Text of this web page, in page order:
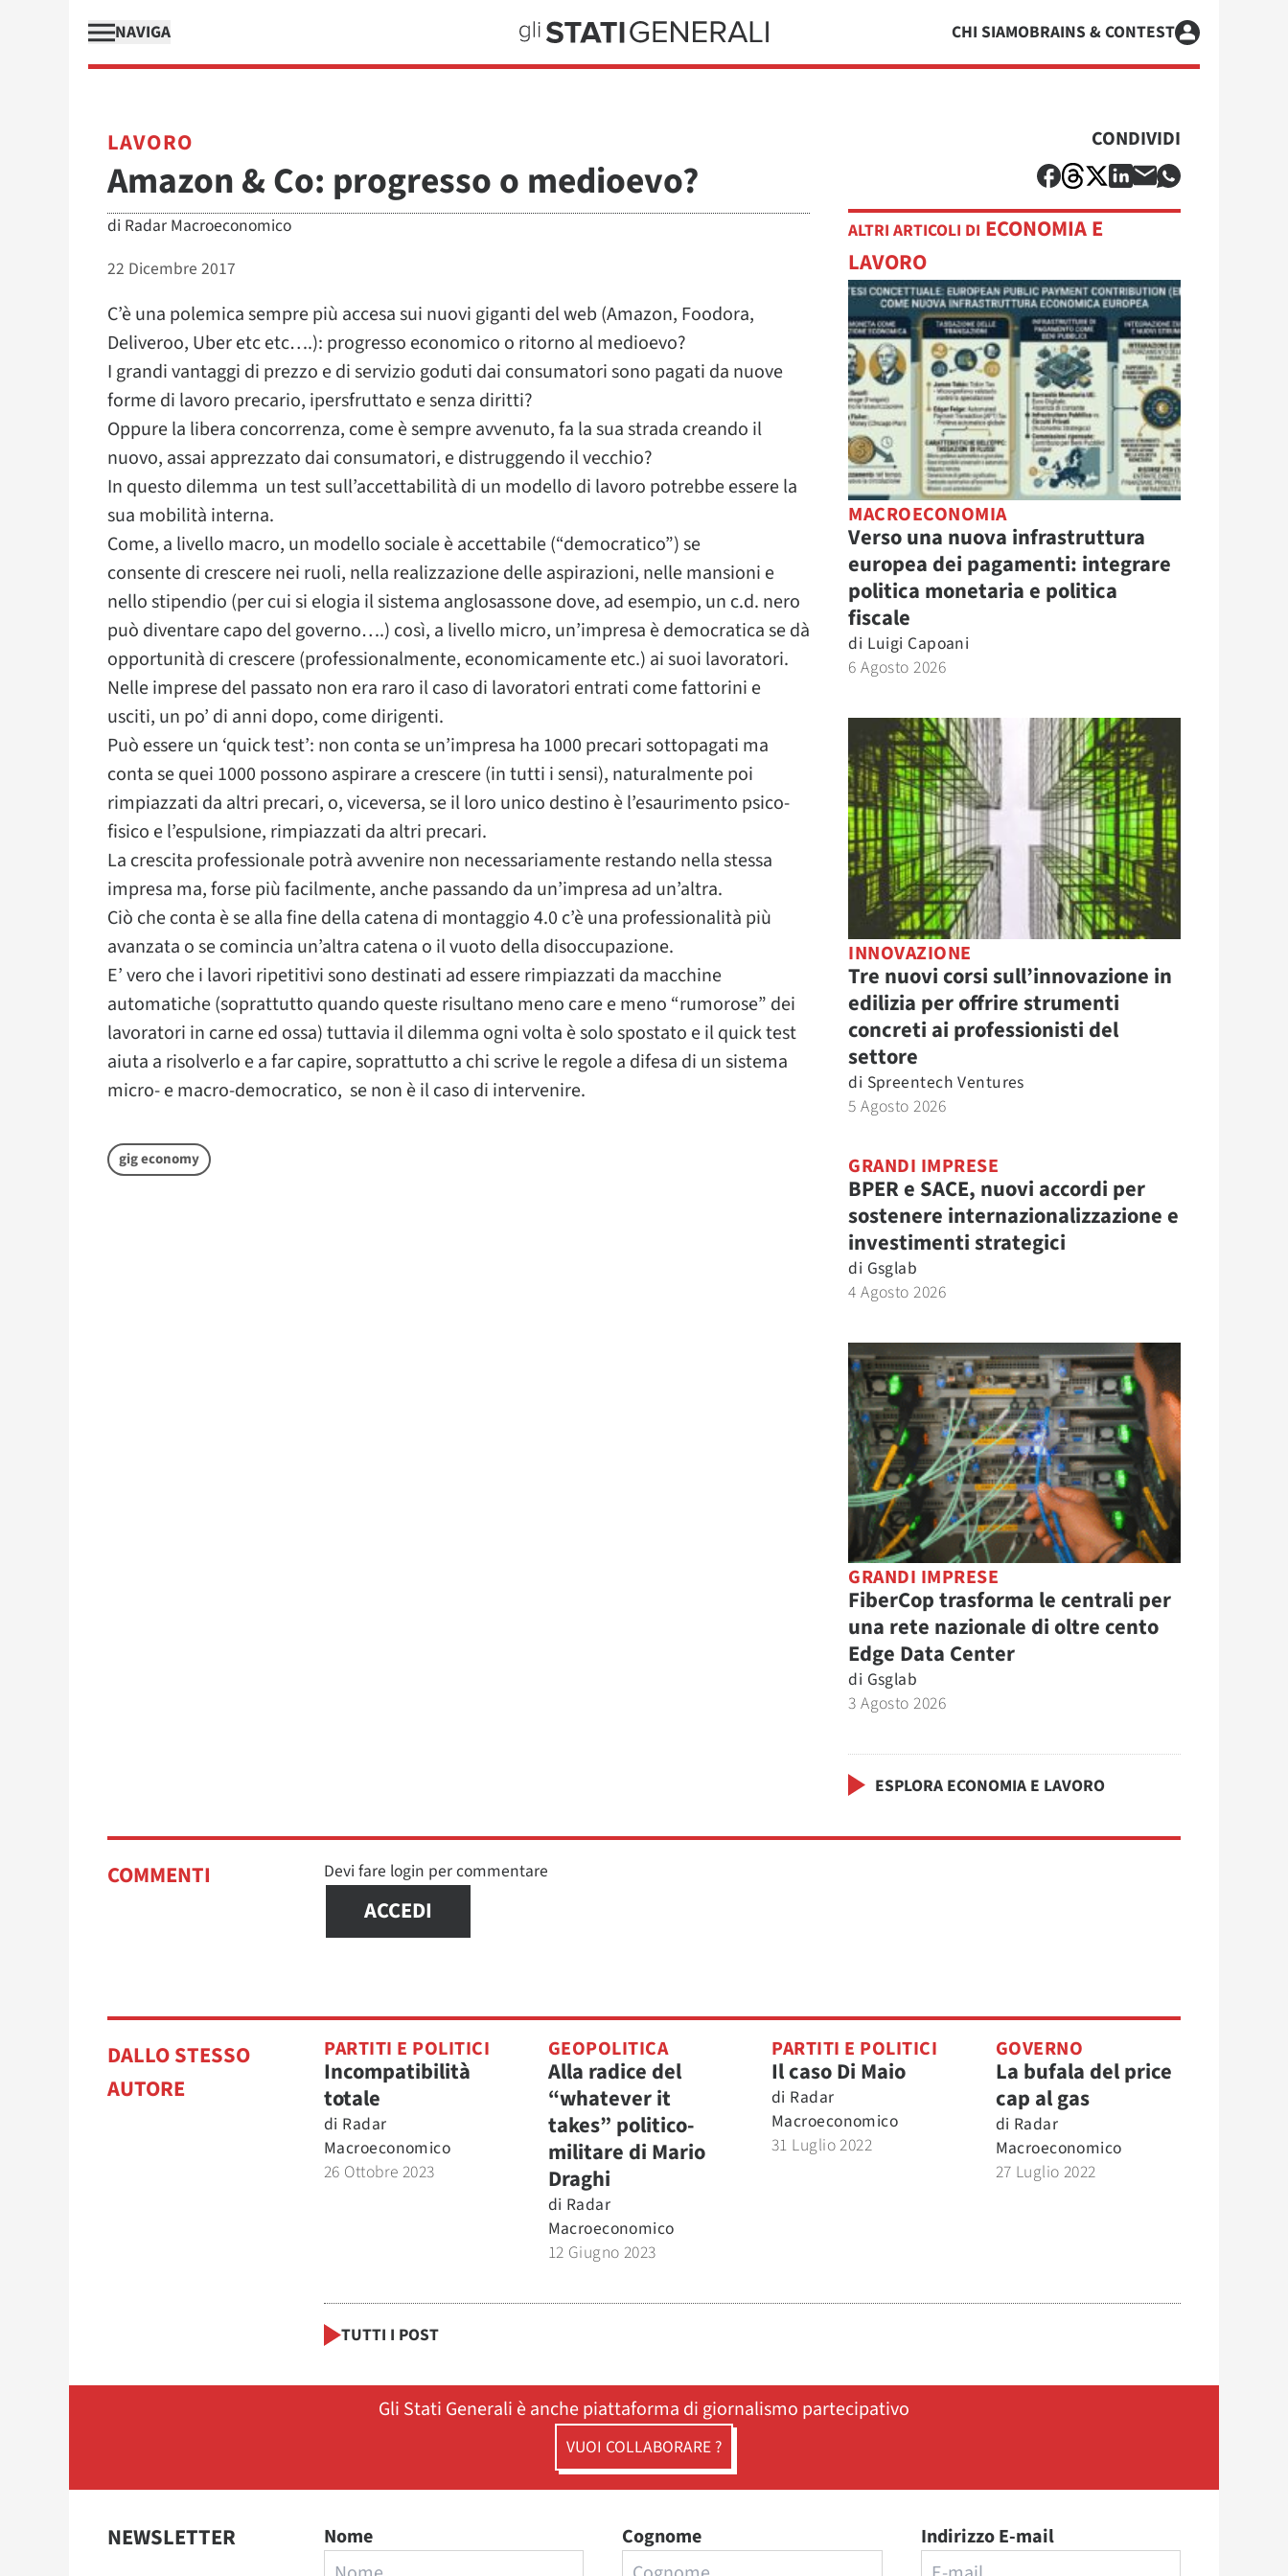
NAVIGA CHI SIAMOBRAINS & CONTEST
LAVORO
Amazon & Co: progresso o medioevo?
di Radar Macroeconomico
22 Dicembre 2017
C’è una polemica sempre più accesa sui nuovi giganti del web (Amazon, Foodora,
Deliveroo, Uber etc etc….): progresso economico o ritorno al medioevo?
I grandi vantaggi di prezzo e di servizio goduti dai consumatori sono pagati da nuove
forme di lavoro precario, ipersfruttato e senza diritti?
Oppure la libera concorrenza, come è sempre avvenuto, fa la sua strada creando il
nuovo, assai apprezzato dai consumatori, e distruggendo il vecchio?
In questo dilemma un test sull’accettabilità di un modello di lavoro potrebbe essere la
sua mobilità interna.
Come, a livello macro, un modello sociale è accettabile (“democratico”) se
consente di crescere nei ruoli, nella realizzazione delle aspirazioni, nelle mansioni e
nello stipendio (per cui si elogia il sistema anglosassone dove, ad esempio, un c.d. nero
può diventare capo del governo….) così, a livello micro, un’impresa è democratica se dà
opportunità di crescere (professionalmente, economicamente etc.) ai suoi lavoratori.
Nelle imprese del passato non era raro il caso di lavoratori entrati come fattorini e
usciti, un po’ di anni dopo, come dirigenti.
Può essere un ‘quick test’: non conta se un’impresa ha 1000 precari sottopagati ma
conta se quei 1000 possono aspirare a crescere (in tutti i sensi), naturalmente poi
rimpiazzati da altri precari, o, viceversa, se il loro unico destino è l’esaurimento psico-
fisico e l’espulsione, rimpiazzati da altri precari.
La crescita professionale potrà avvenire non necessariamente restando nella stessa
impresa ma, forse più facilmente, anche passando da un’impresa ad un’altra.
Ciò che conta è se alla fine della catena di montaggio 4.0 c’è una professionalità più
avanzata o se comincia un’altra catena o il vuoto della disoccupazione.
E’ vero che i lavori ripetitivi sono destinati ad essere rimpiazzati da macchine
automatiche (soprattutto quando queste risultano meno care e meno “rumorose” dei
lavoratori in carne ed ossa) tuttavia il dilemma ogni volta è solo spostato e il quick test
aiuta a risolverlo e a far capire, soprattutto a chi scrive le regole a difesa di un sistema
micro- e macro-democratico, se non è il caso di intervenire.
gig economy
CONDIVIDI
ALTRI ARTICOLI DI ECONOMIA E
LAVORO
MACROECONOMIA
Verso una nuova infrastruttura
europea dei pagamenti: integrare
politica monetaria e politica
fiscale
di Luigi Capoani
6 Agosto 2026
INNOVAZIONE
Tre nuovi corsi sull’innovazione in
edilizia per offrire strumenti
concreti ai professionisti del
settore
di Spreentech Ventures
5 Agosto 2026
GRANDI IMPRESE
BPER e SACE, nuovi accordi per
sostenere internazionalizzazione e
investimenti strategici
di Gsglab
4 Agosto 2026
GRANDI IMPRESE
FiberCop trasforma le centrali per
una rete nazionale di oltre cento
Edge Data Center
di Gsglab
3 Agosto 2026
ESPLORA ECONOMIA E LAVORO
COMMENTI Devi fare login per commentare
ACCEDI
DALLO STESSO
AUTORE
PARTITI E POLITICI
Incompatibilità
totale
di Radar
Macroeconomico
26 Ottobre 2023
GEOPOLITICA
Alla radice del
“whatever it
takes” politico-
militare di Mario
Draghi
di Radar
Macroeconomico
12 Giugno 2023
PARTITI E POLITICI
Il caso Di Maio
di Radar
Macroeconomico
31 Luglio 2022
GOVERNO
La bufala del price
cap al gas
di Radar
Macroeconomico
27 Luglio 2022
TUTTI I POST
Gli Stati Generali è anche piattaforma di giornalismo partecipativo
VUOI COLLABORARE ?
NEWSLETTER Nome Cognome Indirizzo E-mail